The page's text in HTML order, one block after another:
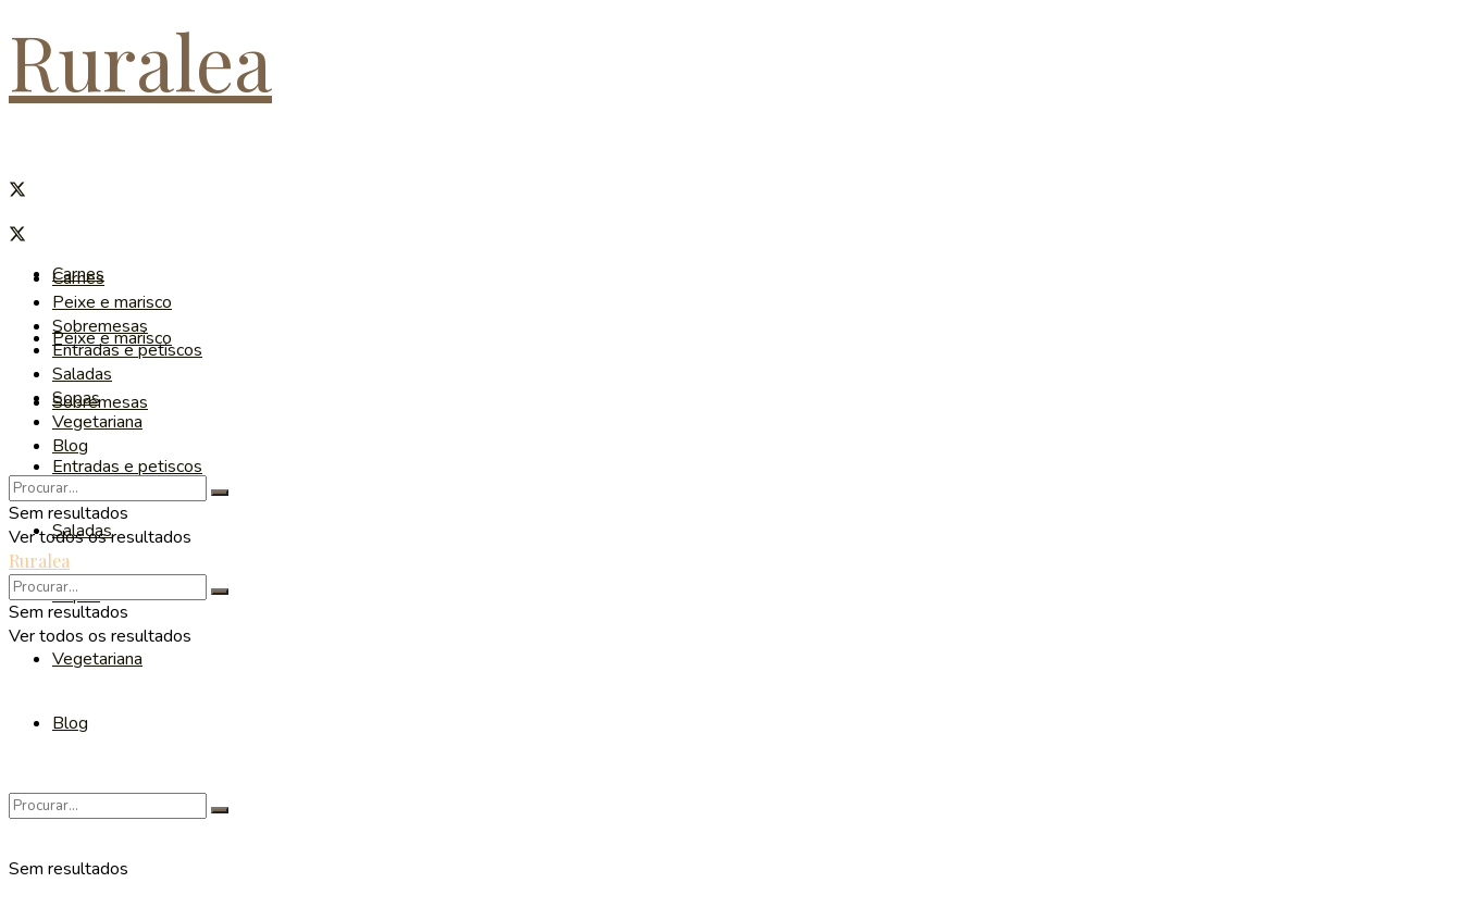
Ruralea
Carnes
Peixe e marisco
Sobremesas
Entradas e petiscos
Saladas
Sopas
Vegetariana
Blog
Sem resultados
Carnes
Peixe e marisco
Sobremesas
Entradas e petiscos
Saladas
Sopas
Vegetariana
Blog
Sem resultados
Ver todos os resultados
Ruralea
Sem resultados
Ver todos os resultados